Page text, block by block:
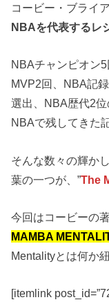
コービー・ブライ
NBAを代表するレ
NBAチャンピオン
MVP2回、NBA記
選出、NBA歴代2
NBAで残してきた
そんな数々の輝か
葉の一つが、”The
今回はコービーの
MAMBA
Mentalityとは何か
[itemlink